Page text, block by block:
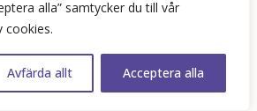
alla” samtycker du till vår
cookies.
Avfärda allt Acceptera alla
0704-57 90 06